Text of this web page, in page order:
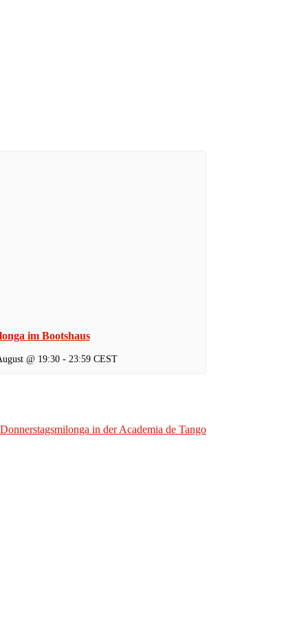
im Bootshaus
@ 19:30 - 23:59 CEST
in der Academia de Tango